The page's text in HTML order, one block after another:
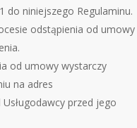
do niniejszego Regulaminu.
odstąpienia od umowy
od umowy wystarczy
na adres
przed jego